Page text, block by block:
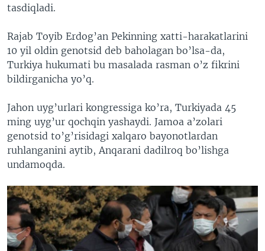
tasdiqladi.
Rajab Toyib Erdog’an Pekinning xatti-harakatlarini
10 yil oldin genotsid deb baholagan bo’lsa-da,
Turkiya hukumati bu masalada rasman o’z fikrini
bildirganicha yo’q.
Jahon uyg’urlari kongressiga ko’ra, Turkiyada 45
ming uyg’ur qochqin yashaydi. Jamoa a’zolari
genotsid to’g’risidagi xalqaro bayonotlardan
ruhlanganini aytib, Anqarani dadilroq bo’lishga
undamoqda.